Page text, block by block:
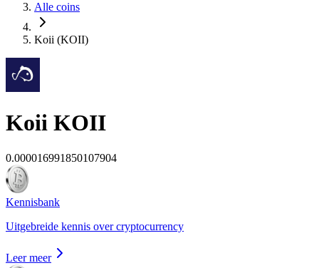
Alle coins
Koii (KOII)
Koii KOII
0.000016991850107904
Kennisbank
Uitgebreide kennis over cryptocurrency
Leer meer